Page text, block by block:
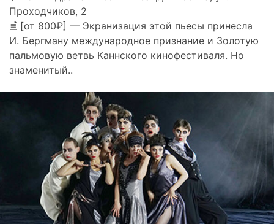
Проходчиков, 2
🗎 [от 800₽] — Экранизация этой пьесы принесла
И. Бергману международное признание и Золотую
пальмовую ветвь Каннского кинофестиваля. Но
знаменитый..